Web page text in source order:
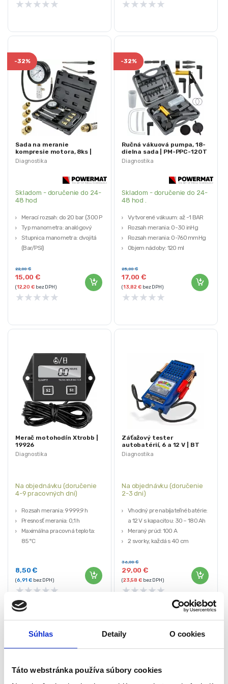
Súhlas Detaily O cookies
Táto webstránka používa súbory cookies
★★★★★ ★★★★★
Diagnostika
-32%
Sada na meranie
kompresie motora, 8ks |
PM-MCSB-8T
Skladom - doručenie do 24-
48 hod
Merací rozsah: do 20 bar (300 PSI)
Typ manometra: analógový
Stupnica manometra: dvojitá
(Bar/PSI)
Závitové adaptéry: 4 ks
15,00€
22,00€
(12,20€bez DPH)
★★★★★
Diagnostika
-32%
Ručná vákuová pumpa, 18-
dielna sada | PM-PPC-120T
Skladom - doručenie do 24-
48 hod .
Vytvorené vákuum: až -1 BAR
Rozsah merania: 0-30 inHg
Rozsah merania: 0-760 mmHg
Objem nádoby: 120 ml
17,00€
25,00€
(13,82€bez DPH)
★★★★★
Diagnostika
Merač motohodín Xtrobb |
19926
Na objednávku (doručenie
4-9 pracovných dni)
Rozsah merania: 9999,9 h
Presnosť merania: 0,1 h
Maximálna pracovná teplota:
85°C
8,50€
(6,91€ bez DPH)
★★★★★
Diagnostika
Záťažový tester
autobatérií, 6 a 12 V | BT
6/12/180 E
Na objednávku (doručenie
2-3 dni)
Vhodný pre nabíjateľné batérie: 6
a 12 V s kapacitou: 30 – 180 Ah
Meraný prúd: 100 A
2 svorky, každá s 40 cm
Justovateľné zobrazenie stupnice
Rozmery (DxŠxV): 300 x 160 x 79
mm
29,00€
36,00€
(23,58€bez DPH)
★★★★★